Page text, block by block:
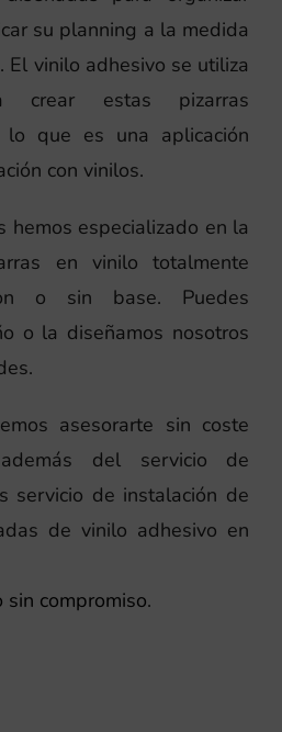
su planning a la medida
El vinilo adhesivo se utiliza
crear estas pizarras
lo que es una aplicación
con vinilos.
hemos especializado en la
en vinilo totalmente
o sin base. Puedes
o la diseñamos nosotros
asesorarte sin coste
del servicio de
servicio de instalación de
de vinilo adhesivo en
compromiso.